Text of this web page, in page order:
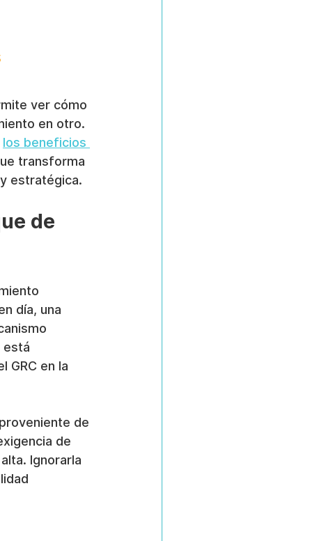
ver cómo
en otro.
los beneficios
transforma
estratégica.
de
día, una
está
GRC en la
de
de
Ignorarla